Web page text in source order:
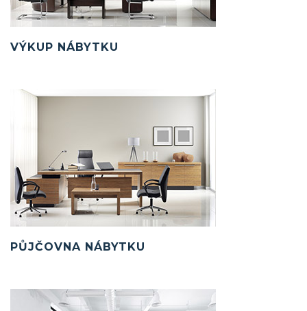
VÝKUP NÁBYTKU
PŮJČOVNA NÁBYTKU